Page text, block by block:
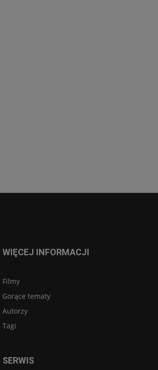
WIĘCEJ INFORMACJI
Filmy
Gorące tematy
Autorzy
Tagi
SERWIS